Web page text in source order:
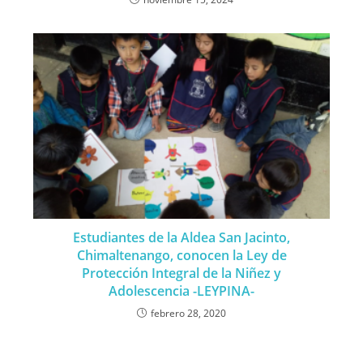
Estudiantes de la Aldea San Jacinto,
Chimaltenango, conocen la Ley de
Protección Integral de la Niñez y
Adolescencia -LEYPINA-
febrero 28, 2020